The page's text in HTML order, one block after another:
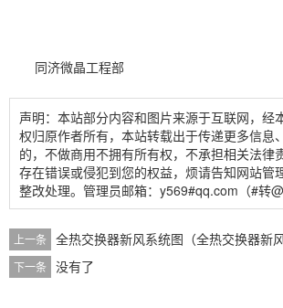
同济微晶工程部
声明：本站部分内容和图片来源于互联网，经
权归原作者所有，本站转载出于传递更多信息
的，不做商用不拥有所有权，不承担相关法律
存在错误或侵犯到您的权益，烦请告知网站管
整改处理。管理员邮箱：y569#qq.com（#转@
上一条 全热交换器新风系统图（全热交换器新风
下一条 没有了